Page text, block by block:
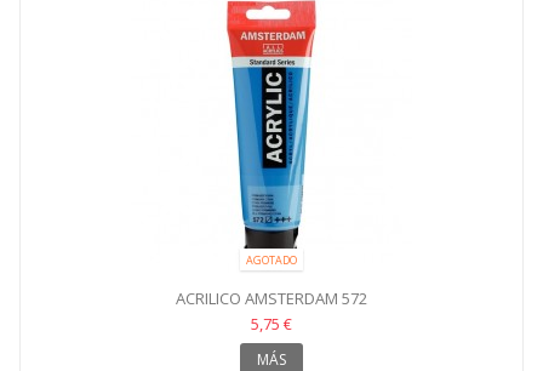
AGOTADO
ACRILICO AMSTERDAM 572
5,75 €
MÁS